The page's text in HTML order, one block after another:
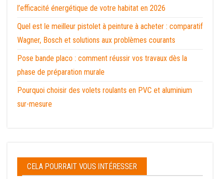
l’efficacité énergétique de votre habitat en 2026
Quel est le meilleur pistolet à peinture à acheter : comparatif
Wagner, Bosch et solutions aux problèmes courants
Pose bande placo : comment réussir vos travaux dès la
phase de préparation murale
Pourquoi choisir des volets roulants en PVC et aluminium
sur-mesure
CELA POURRAIT VOUS INTÉRESSER